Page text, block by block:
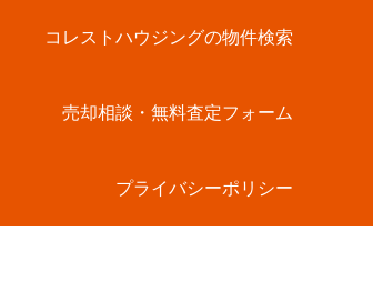
コレストハウジングの物件検索
売却相談・無料査定フォーム
プライバシーポリシー